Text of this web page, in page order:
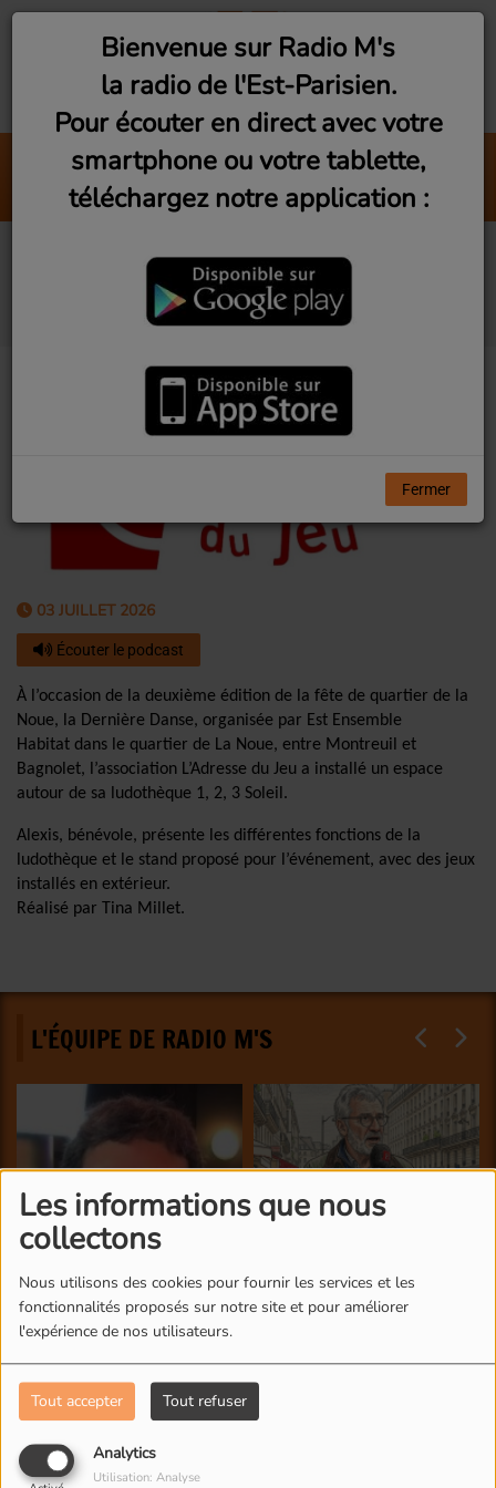
Les informations que nous
collectons
Nous utilisons des cookies pour fournir les services et les
fonctionnalités proposés sur notre site et pour améliorer
l'expérience de nos utilisateurs.
Tout accepter Tout refuser
Analytics
Utilisation: Analyse
Montreuil : La DDEN
Radio M's (Franck)
Montreuil : A L'adresse
03 JUILLET 2026
Écouter le podcast
À l’occasion de la deuxième édition de la fête de quartier de la
Noue, la Dernière Danse, organisée par Est Ensemble
Habitat dans le quartier de La Noue, entre Montreuil et
Bagnolet, l’association L’Adresse du Jeu a installé un espace
autour de sa ludothèque 1, 2, 3 Soleil.
Alexis, bénévole, présente les différentes fonctions de la
ludothèque et le stand proposé pour l’événement, avec des jeux
installés en extérieur.
Réalisé par Tina Millet.
L'ÉQUIPE DE RADIO M'S
Bienvenue sur Radio M's
la radio de l'Est-Parisien.
Pour écouter en direct avec votre
smartphone ou votre tablette,
téléchargez notre application :
Fermer